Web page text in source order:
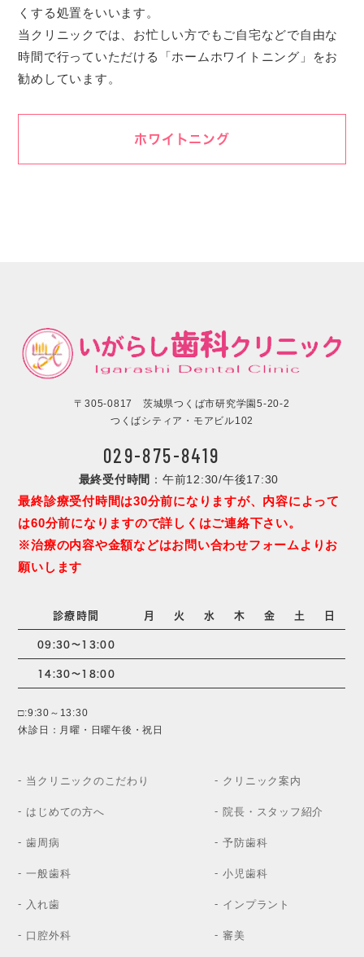
くする処置をいいます。
当クリニックでは、お忙しい方でもご自宅などで自由な
時間で行っていただける「ホームホワイトニング」をお
勧めしています。
ホワイトニング
〒305-0817 茨城県つくば市研究学園5-20-2
つくばシティア・モアビル102
029-875-8419
最終受付時間 ：午前12:30/午後17:30
最終診療受付時間は30分前になりますが、内容によって
は60分前になりますので詳しくはご連絡下さい。
※治療の内容や金額などはお問い合わせフォームよりお
願いします
診療時間 月 火 水 木 金 土 日
09:30～13:00
14:30～18:00
□:9:30～13:30
休診日：月曜・日曜午後・祝日
当クリニックのこだわり クリニック案内
はじめての方へ 院長・スタッフ紹介
歯周病 予防歯科
一般歯科 小児歯科
入れ歯 インプラント
口腔外科 審美